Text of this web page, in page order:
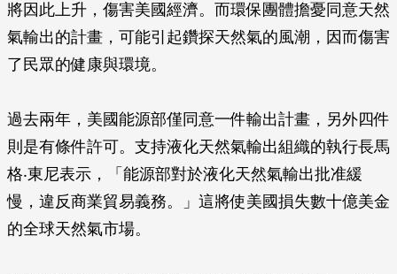
將因此上升，傷害美國經濟。而環保團體擔憂同意天然
氣輸出的計畫，可能引起鑽探天然氣的風潮，因而傷害
了民眾的健康與環境。
過去兩年，美國能源部僅同意一件輸出計畫，另外四件
則是有條件許可。支持液化天然氣輸出組織的執行長馬
格‧東尼表示，「能源部對於液化天然氣輸出批准緩
慢，違反商業貿易義務。」這將使美國損失數十億美金
的全球天然氣市場。